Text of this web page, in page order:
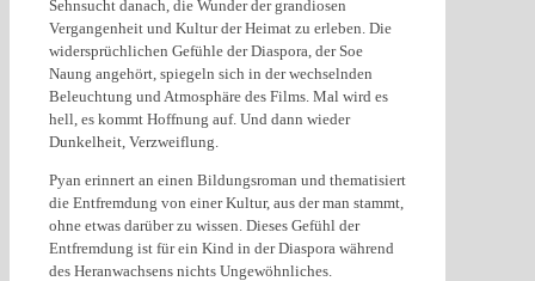
Sehnsucht danach, die Wunder der grandiosen
Vergangenheit und Kultur der Heimat zu erleben. Die
widersprüchlichen Gefühle der Diaspora, der Soe
Naung angehört, spiegeln sich in der wechselnden
Beleuchtung und Atmosphäre des Films. Mal wird es
hell, es kommt Hoffnung auf. Und dann wieder
Dunkelheit, Verzweiflung.
Pyan erinnert an einen Bildungsroman und thematisiert
die Entfremdung von einer Kultur, aus der man stammt,
ohne etwas darüber zu wissen. Dieses Gefühl der
Entfremdung ist für ein Kind in der Diaspora während
des Heranwachsens nichts Ungewöhnliches.